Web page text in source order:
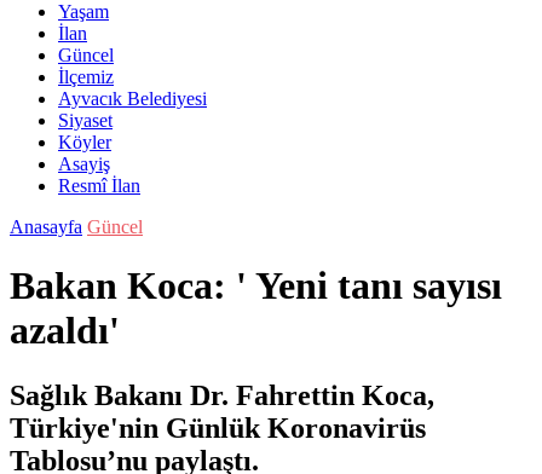
Yaşam
İlan
Güncel
İlçemiz
Ayvacık Belediyesi
Siyaset
Köyler
Asayiş
Resmî İlan
Anasayfa Güncel
Bakan Koca: ' Yeni tanı sayısı
azaldı'
Sağlık Bakanı Dr. Fahrettin Koca,
Türkiye'nin Günlük Koronavirüs
Tablosu’nu paylaştı.